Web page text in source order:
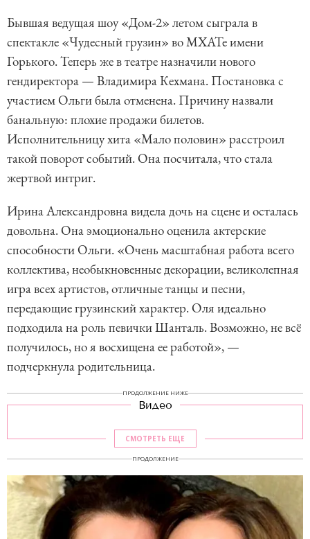
Бывшая ведущая шоу «Дом-2» летом сыграла в
спектакле «Чудесный грузин» во МХАТе имени
Горького. Теперь же в театре назначили нового
гендиректора — Владимира Кехмана. Постановка с
участием Ольги была отменена. Причину назвали
банальную: плохие продажи билетов.
Исполнительницу хита «Мало половин» расстроил
такой поворот событий. Она посчитала, что стала
жертвой интриг.
Ирина Александровна видела дочь на сцене и осталась
довольна. Она эмоционально оценила актерские
способности Ольги. «Очень масштабная работа всего
коллектива, необыкновенные декорации, великолепная
игра всех артистов, отличные танцы и песни,
передающие грузинский характер. Оля идеально
подходила на роль певички Шанталь. Возможно, не всё
получилось, но я восхищена ее работой», —
подчеркнула родительница.
ПРОДОЛЖЕНИЕ НИЖЕ
Видео
СМОТРЕТЬ ЕЩЕ
ПРОДОЛЖЕНИЕ